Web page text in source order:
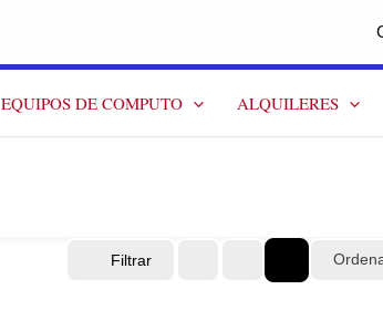
EQUIPOS DE COMPUTO ALQUILERES
Filtrar